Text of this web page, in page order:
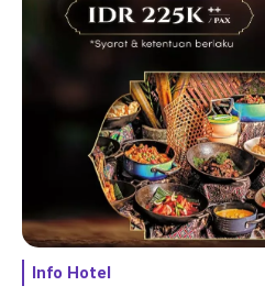
Info Hotel